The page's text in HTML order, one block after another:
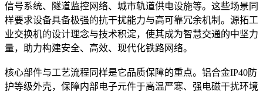
信号系统、隧道监控网络、城市轨道供电设施等。这些场景同
样要求设备具备极强的抗干扰能力与高可靠冗余机制。源拓工
业交换机的设计理念与技术积淀，使其成为智慧交通的中坚力
量，助力构建安全、高效、现代化铁路网络。
核心部件与工艺流程同样是它品质保障的重点。铝合金IP40防
护等级外壳，保障内部电子元件于高温严寒、强电磁干扰环境